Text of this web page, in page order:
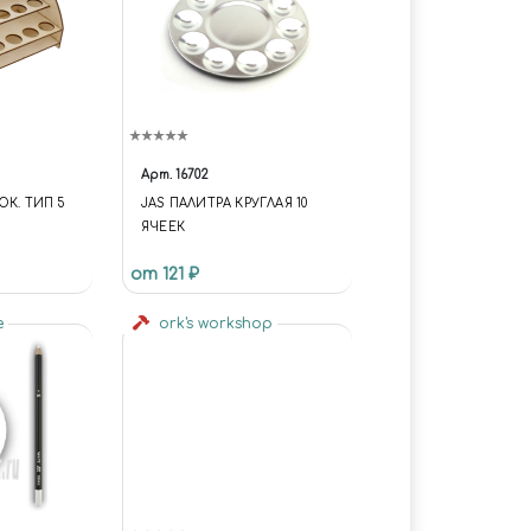
ТИП 5
Арт. 16702
JAS ПАЛИТРА КРУГЛАЯ 10
ЯЧЕЕК
от 121 ₽
ork's workshop